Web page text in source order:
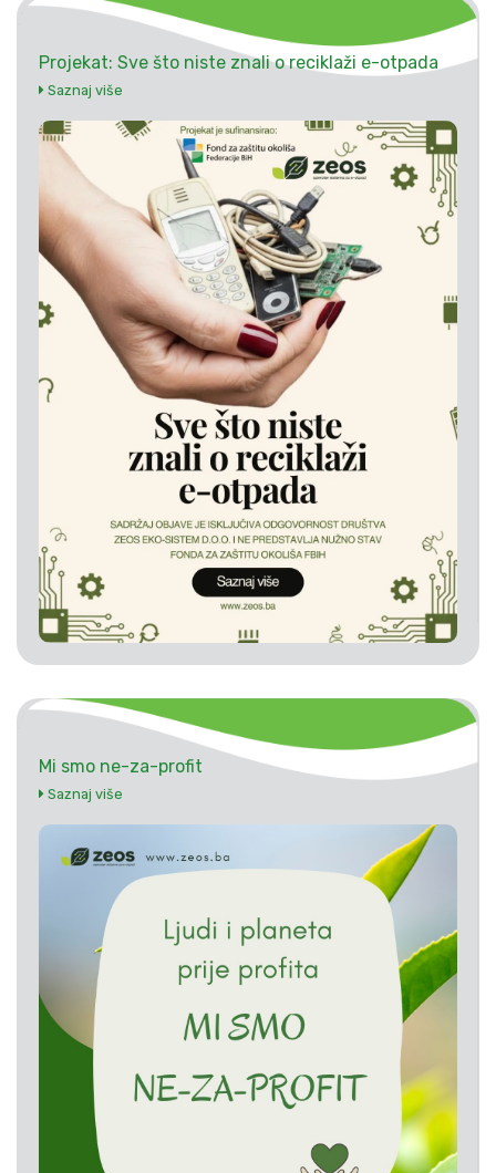
Projekat: Sve što niste znali o reciklaži e-otpada
Saznaj više
Mi smo ne-za-profit
Saznaj više